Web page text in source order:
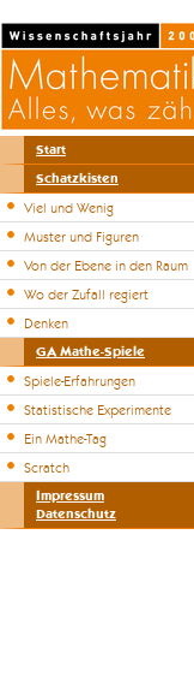
Start
Schatzkisten
Viel und Wenig
Muster und Figuren
Von der Ebene in den Raum
Wo der Zufall regiert
Denken
GA Mathe-Spiele
Spiele-Erfahrungen
Statistische Experimente
Ein Mathe-Tag
Scratch
Impressum
Datenschutz